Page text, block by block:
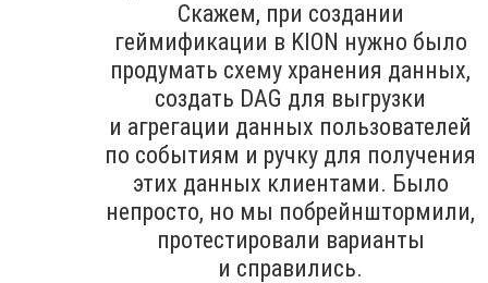
Скажем, при создании
геймификации в KION нужно было
продумать схему хранения данных,
создать DAG для выгрузки
и агрегации данных пользователей
по событиям и ручку для получения
этих данных клиентами. Было
непросто, но мы побрейнштормили,
протестировали варианты
и справились.